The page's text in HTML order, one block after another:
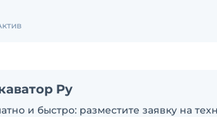
Ру
и быстро: разместите заявку на